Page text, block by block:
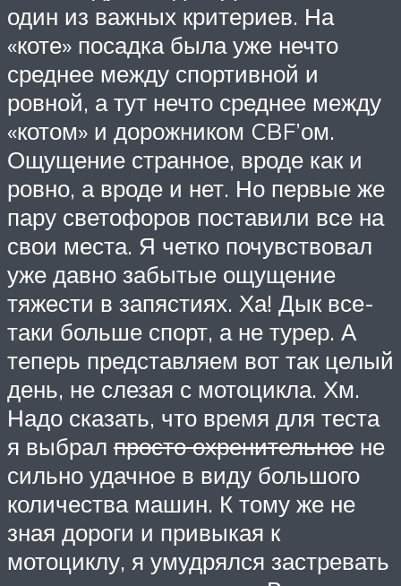
один из важных критериев. На
«коте» посадка была уже нечто
среднее между спортивной и
ровной, а тут нечто среднее между
«котом» и дорожником CBF’ом.
Ощущение странное, вроде как и
ровно, а вроде и нет. Но первые же
пару светофоров поставили все на
свои места. Я четко почувствовал
уже давно забытые ощущение
тяжести в запястиях. Ха! Дык все-
таки больше спорт, а не турер. А
теперь представляем вот так целый
день, не слезая с мотоцикла. Хм.
Надо сказать, что время для теста
я выбрал просто охренительное не
сильно удачное в виду большого
количества машин. К тому же не
зная дороги и привыкая к
мотоциклу, я умудрялся застревать